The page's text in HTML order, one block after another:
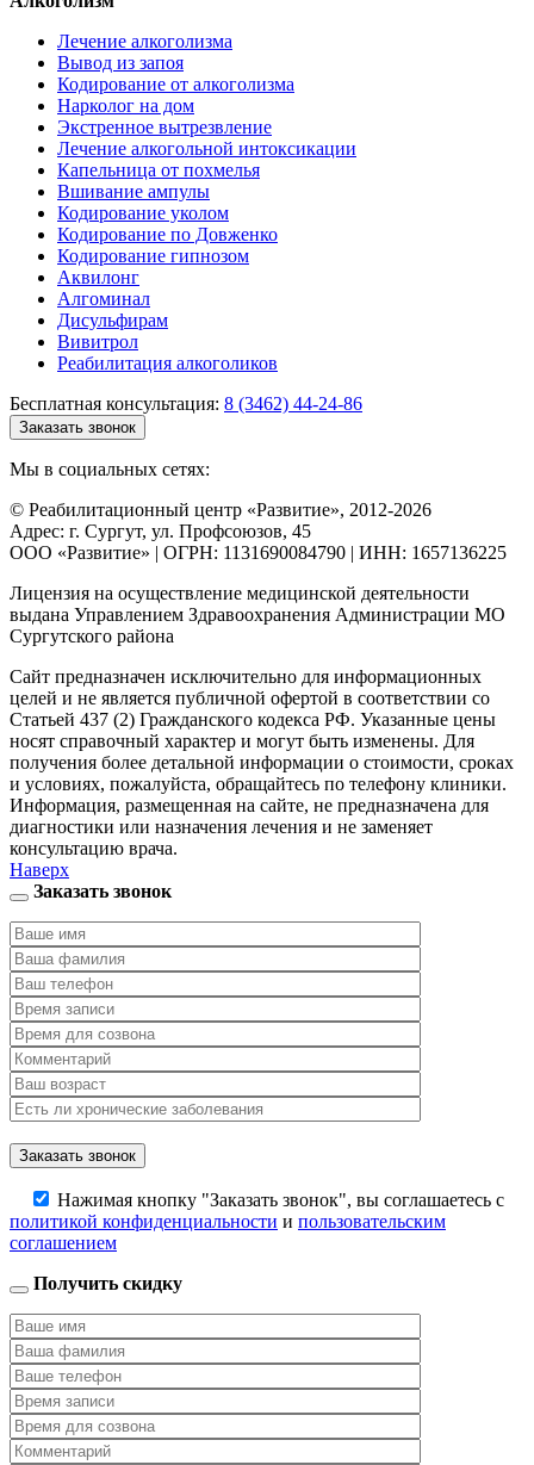
Лечение алкоголизма
Вывод из запоя
Кодирование от алкоголизма
Нарколог на дом
Экстренное вытрезвление
Лечение алкогольной интоксикации
Капельница от похмелья
Вшивание ампулы
Кодирование уколом
Кодирование по Довженко
Кодирование гипнозом
Аквилонг
Алгоминал
Дисульфирам
Вивитрол
Реабилитация алкоголиков
Бесплатная консультация: 8 (3462) 44-24-86
Заказать звонок
Мы в социальных сетях:
© Реабилитационный центр «Развитие», 2012-2026
Адрес: г. Сургут, ул. Профсоюзов, 45
ООО «Развитие» | ОГРН: 1131690084790 | ИНН: 1657136225
Лицензия на осуществление медицинской деятельности
выдана Управлением Здравоохранения Администрации МО
Сургутского района
Сайт предназначен исключительно для информационных
целей и не является публичной офертой в соответствии со
Статьей 437 (2) Гражданского кодекса РФ. Указанные цены
носят справочный характер и могут быть изменены. Для
получения более детальной информации о стоимости, сроках
и условиях, пожалуйста, обращайтесь по телефону клиники.
Информация, размещенная на сайте, не предназначена для
диагностики или назначения лечения и не заменяет
консультацию врача.
Наверх
Заказать звонок
Нажимая кнопку "Заказать звонок", вы соглашаетесь с
политикой конфиденциальности и пользовательским
соглашением
Получить скидку